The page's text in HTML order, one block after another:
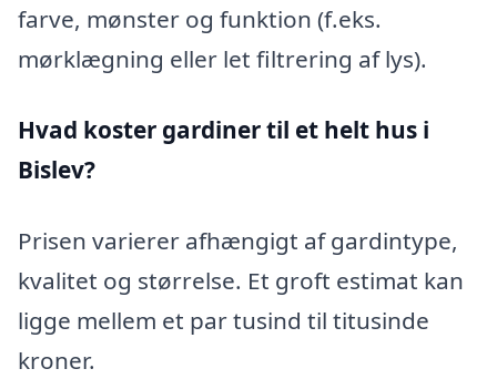
farve, mønster og funktion (f.eks.
mørklægning eller let filtrering af lys).
Hvad koster gardiner til et helt hus i
Bislev?
Prisen varierer afhængigt af gardintype,
kvalitet og størrelse. Et groft estimat kan
ligge mellem et par tusind til titusinde
kroner.